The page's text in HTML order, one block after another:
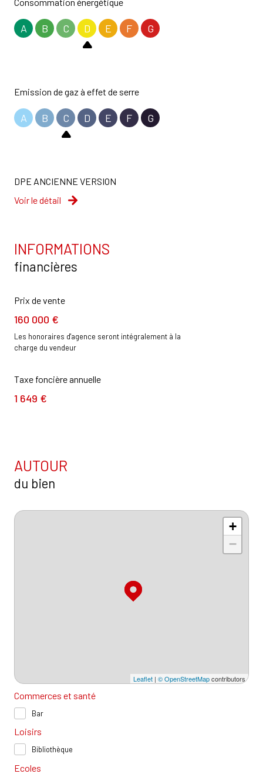
A B C D E F G
Emission de gaz à effet de serre
A B C D E F G
DPE ANCIENNE VERSION
Voir le détail
INFORMATIONS
financières
Prix de vente
160 000 €
Les honoraires d'agence seront intégralement à la
charge du vendeur
Taxe foncière annuelle
1 649 €
AUTOUR
du bien
+
−
Leaflet | © OpenStreetMapcontributors
Commerces et santé
Bar
Loisirs
Bibliothèque
Ecoles